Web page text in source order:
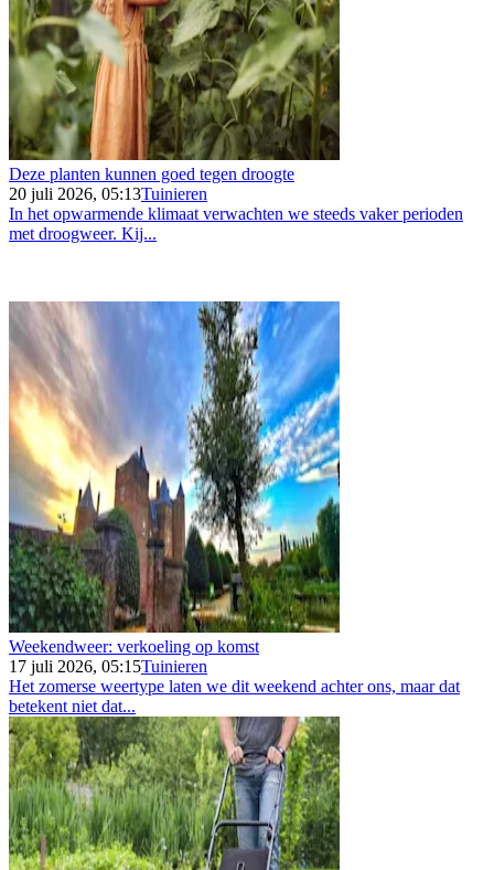
Deze planten kunnen goed tegen droogte
20 juli 2026, 05:13Tuinieren
In het opwarmende klimaat verwachten we steeds vaker perioden
met droogweer. Kij...
Weekendweer: verkoeling op komst
17 juli 2026, 05:15Tuinieren
Het zomerse weertype laten we dit weekend achter ons, maar dat
betekent niet dat...